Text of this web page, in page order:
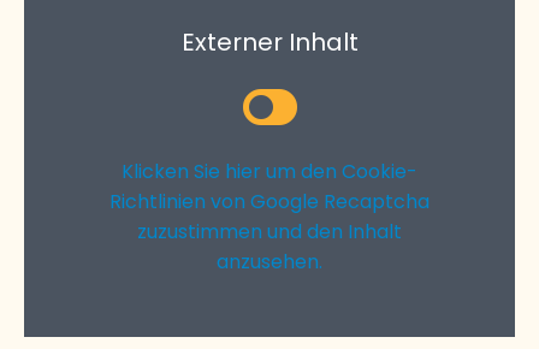
Externer Inhalt
Klicken Sie hier um den Cookie-
Richtlinien von Google Recaptcha
zuzustimmen und den Inhalt
anzusehen.